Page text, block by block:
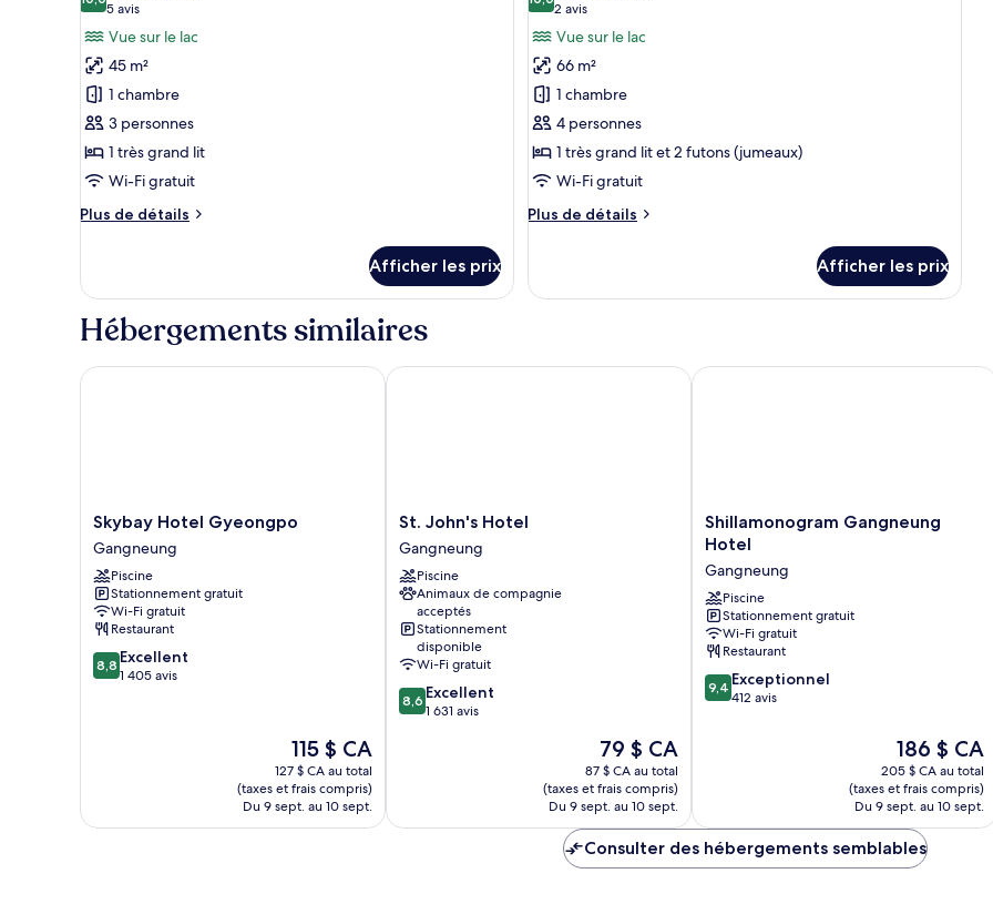
photos
pour
ce
type
de
chambre :
Studio
(M)
10,0 sur 10
5 avis
(5 avis)
Vue sur le lac
45 m²
1 chambre
3 personnes
1 très grand lit
Wi-Fi gratuit
Plus de détails
Plus
Studio
Afficher les prix
photos
pour
ce
type
de
chambre :
Suite
(G)
10,0 sur 10
2 avis
(2 avis)
Vue sur le lac
66 m²
1 chambre
4 personnes
1 très grand lit et 2 futons (jumeaux)
Wi-Fi gratuit
Plus de détails
Plus
Suite
Afficher les prix
Hébergements similaires
Skybay
Hotel
Gyeongpo
Gangneung
Skybay Hotel Gyeongpo
Gangneung
Piscine
Stationnement gratuit
Wi-Fi gratuit
Restaurant
8.8
sur
8,8 Excellent
1 405 avis
Le
prix
est
de
115 $ CA
115 $ CA
127 $ CA au total
(taxes et frais compris)
Du 9 sept. au 10 sept.
Skybay Hotel Gyeongpo
St.
John's
Hotel
Gangneung
St. John's Hotel
Gangneung
Piscine
Animaux de compagnie
acceptés
Stationnement
disponible
Wi-Fi gratuit
8.6
sur
8,6 Excellent
1 631 avis
Le
prix
est
de
79 $ CA
79 $ CA
87 $ CA au total
(taxes et frais compris)
Du 9 sept. au 10 sept.
St. John's Hotel
Shillamonogram
Gangneung
Gangneung
Shillamonogram Gangneung
Hotel
Gangneung
Piscine
Stationnement gratuit
Wi-Fi gratuit
Restaurant
9.4
sur
9,4 Exceptionnel
412 avis
Le
prix
est
de
186 $ CA
186 $ CA
205 $ CA au total
(taxes et frais compris)
Du 9 sept. au 10 sept.
Shillamonogram Gangneung Hotel
Consulter des hébergements semblables